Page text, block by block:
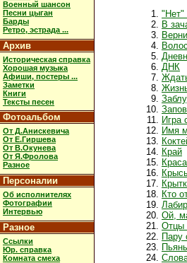
Военный шансон
Песни цыган
Барды
Ретро, эстрада ...
Архив
Историческая справка
Хорошая музыка
Афиши, постеры ...
Заметки
Книги
Тексты песен
Фотоальбом
От Д.Анискевича
От Е.Гиршева
От В.Окунева
От Я.Фролова
Разное
Персоналии
Об исполнителях
Фотографии
Интервью
Разное
Ссылки
Юр. справка
Комната смеха
"Нет"
В
ДНК
Игра
Имя
Край
Кто
Ой,
Отцы
Пару